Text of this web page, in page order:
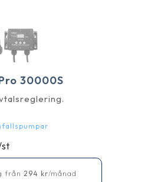
30000S
från 294 kr/månad